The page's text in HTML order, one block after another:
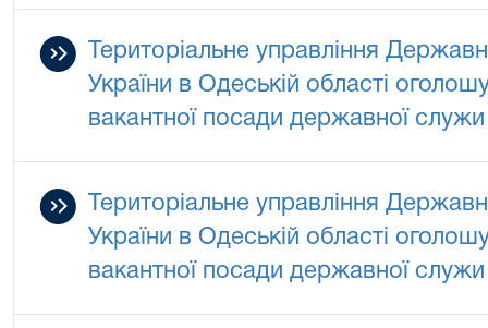
Територіальне управління
України в Одеській області
вакантної посади державної служи
Територіальне управління
України в Одеській області
вакантної посади державної служи